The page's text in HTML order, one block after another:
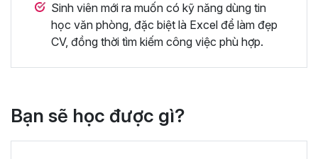
Sinh viên mới ra muốn có kỹ năng dùng tin
học văn phòng, đặc biệt là Excel để làm đẹp
CV, đồng thời tìm kiếm công việc phù hợp.
Bạn sẽ học được gì?